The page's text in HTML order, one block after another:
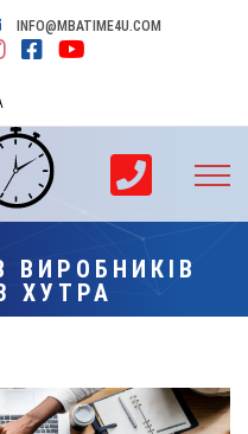
INFO@MBATIME4U.COM
ВИРОБНИКІВ
ХУТРА